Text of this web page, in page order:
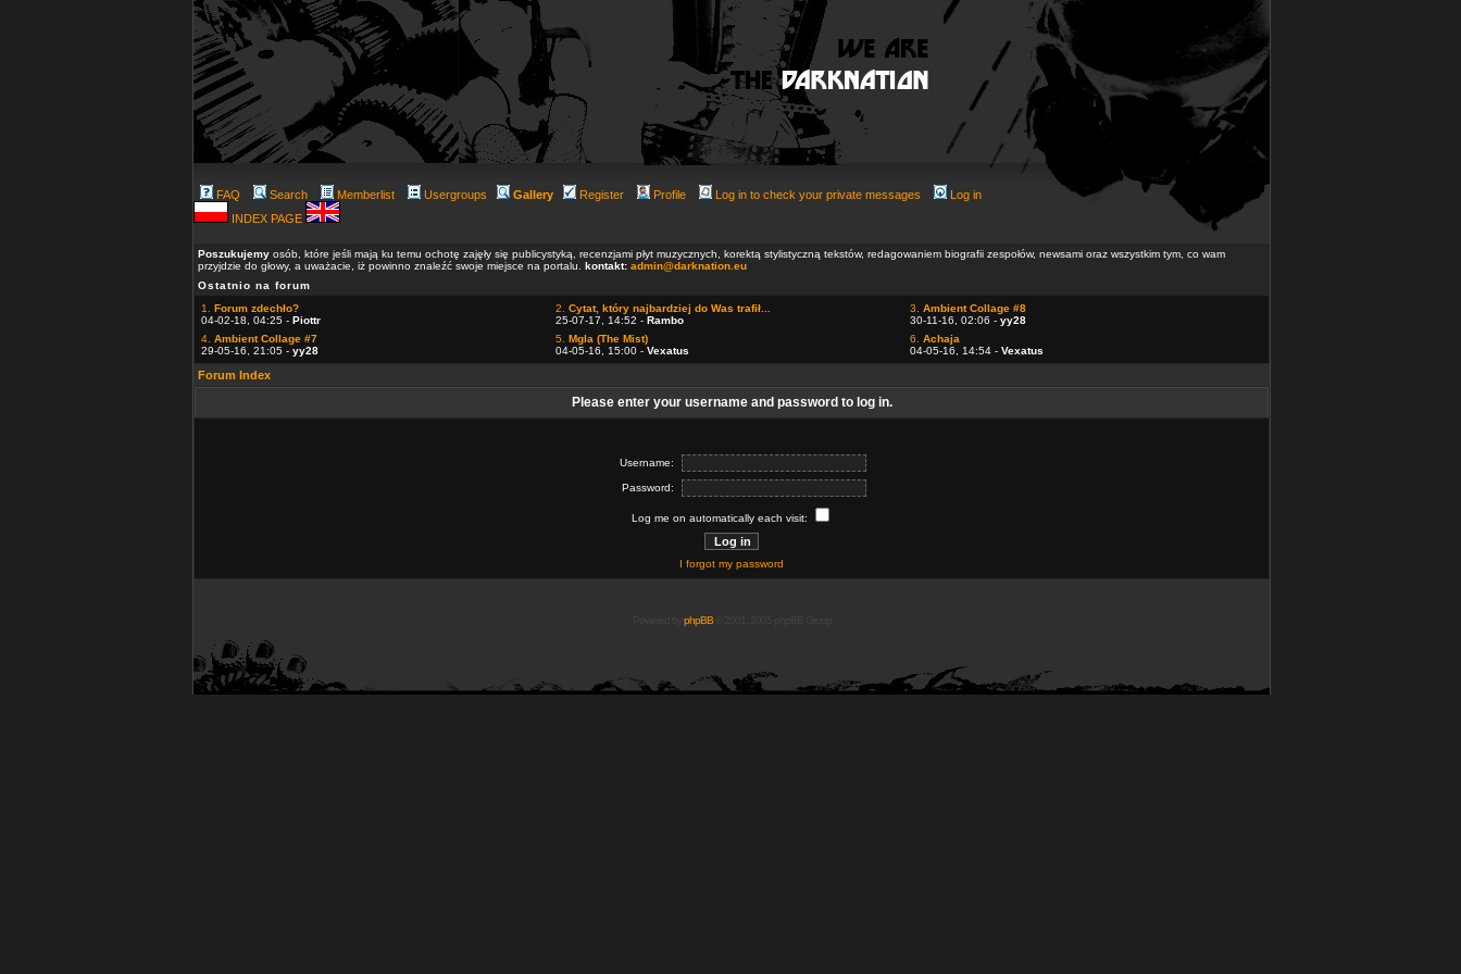
FAQ Search Memberlist Usergroups Gallery Register Profile Log in to check your private messages
Log in
INDEX PAGE
Poszukujemy osób, które jeśli mają ku temu ochotę zajęły się publicystyką, recenzjami płyt muzycznych, korektą stylistyczną tekstów, redagowaniem biografii zespołów, newsami oraz wszystkim tym, co wam
przyjdzie do głowy, a uważacie, iż powinno znaleźć swoje miejsce na portalu. kontakt: admin@darknation.eu
Ostatnio na forum
1. Forum zdechło?
04-02-18, 04:25 - Piottr
2. Cytat, który najbardziej do Was trafił...
25-07-17, 14:52 - Rambo
3. Ambient Collage #8
30-11-16, 02:06 - yy28
4. Ambient Collage #7
29-05-16, 21:05 - yy28
5. Mgla (The Mist)
04-05-16, 15:00 - Vexatus
6. Achaja
04-05-16, 14:54 - Vexatus
Forum Index
Please enter your username and password to log in.
Username:
Password:
Log me on automatically each visit:
I forgot my password
phpBB© 2001, 2005 phpBB Group